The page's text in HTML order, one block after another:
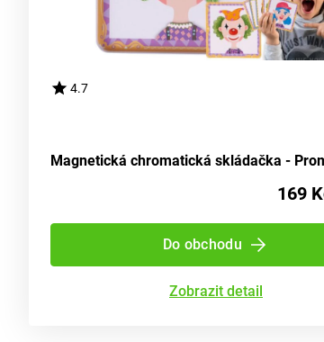
4.7
169
Do obchodu
Zobrazit detail